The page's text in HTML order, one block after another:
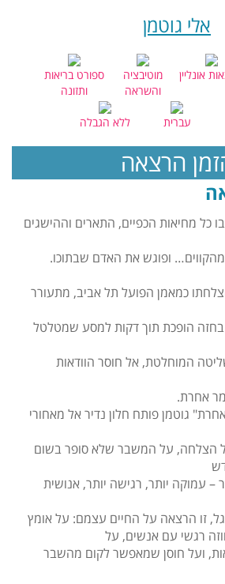
אלי גוטמן
אונליין
מוטיבציה
והשראה
ספורט בריאות
ותזונה
עברית ללא הגבלה
הרצאה
כל מחיאות הכפיים, התארים וההישגים
ופוגש את האדם שבתוכו.
כמאמן הפועל תל אביב, מתעורר
הופכת תוך דקות למסע שמטלטל
המוחלטת, אל חוסר הוודאות
אחרת.
גוטמן פותח חלון נדיר אל מאחורי
הצלחה, על המשבר שלא סופר בשום
– עמוקה יותר, רגישה יותר, אנושית
זו הרצאה על החיים עצמם: על אומץ
רגשי עם אנשים, על
ועל חוסן שמאפשר לקום מהשבר